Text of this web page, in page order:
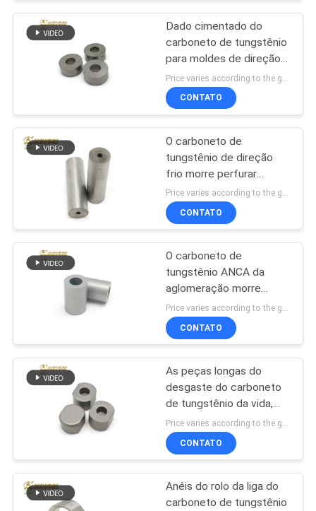
Pontas da serra do
carboneto de
tungstênio
pontas do
carboneto de
tungstênio
Anel do carboneto
de tungstênio
Dado cimentado do
carboneto de tungstênio
para moldes de direção
frios de carimbo de
perfuração
CONTATO
O carboneto de
tungstênio de direção
frio morre perfurar
carimbando moldes
veste a resistência
Price varies according to the grade,weight and size MOQ:1 quilograma
CONTATO
O carboneto de
tungstênio ANCA da
aglomeração morre
moldes das placas dos
dados de carimbo do
carboneto cimentado
Price varies according to the grade,weight and size MOQ:1 quilograma
CONTATO
As peças longas do
desgaste do carboneto
de tungstênio da vida,
produtos do carboneto
de tungstênio vestem
Resisitant
CONTATO
Anéis do rolo da liga do
carboneto de tungstênio